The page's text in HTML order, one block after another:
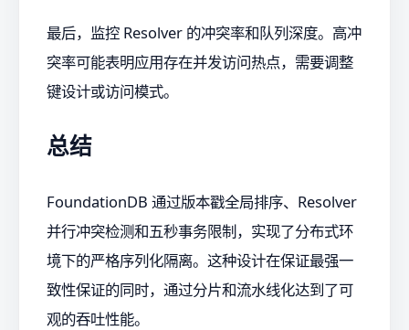
最后，监控 Resolver 的冲突率和队列深度。高冲
突率可能表明应用存在并发访问热点，需要调整
键设计或访问模式。
总结
FoundationDB 通过版本戳全局排序、Resolver
并行冲突检测和五秒事务限制，实现了分布式环
境下的严格序列化隔离。这种设计在保证最强一
致性保证的同时，通过分片和流水线化达到了可
观的吞吐性能。